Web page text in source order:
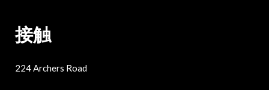
接触
224 Archers Road